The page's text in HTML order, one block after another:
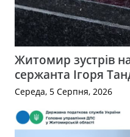
Житомир зустрів
сержанта Ігоря
Середа, 5 Серпня, 2026